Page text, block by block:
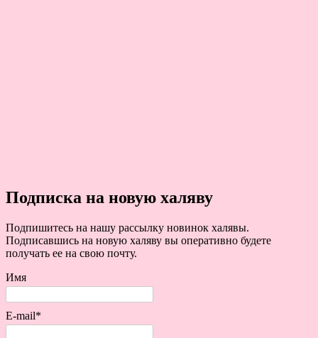
Подписка на новую халяву
Подпишитесь на нашу рассылку новинок халявы.
Подписавшись на новую халяву вы оперативно будете
получать ее на свою почту.
Имя
E-mail*